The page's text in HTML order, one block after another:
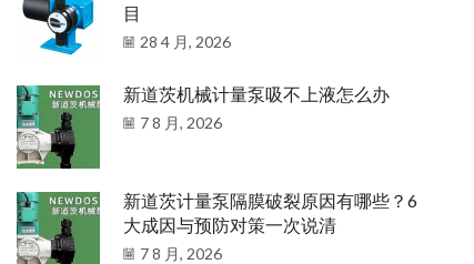
目
28 4 月, 2026
新道茨机械计量泵吸不上液怎么办
7 8 月, 2026
新道茨计量泵隔膜破裂原因有哪些？6
大成因与预防对策一次说清
7 8 月, 2026